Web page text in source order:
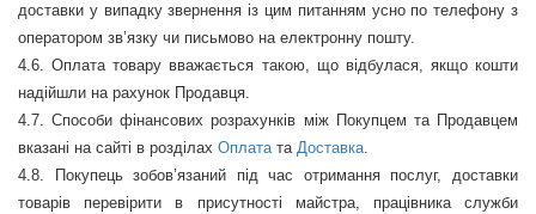
доставки у випадку звернення із цим питанням усно по телефону з
оператором зв’язку чи письмово на електронну пошту.
4.6. Оплата товару вважається такою, що відбулася, якщо кошти
надійшли на рахунок Продавця.
4.7. Способи фінансових розрахунків між Покупцем та Продавцем
вказані на сайті в розділах Оплатата Доставка.
4.8. Покупець зобов’язаний під час отримання послуг, доставки
товарів перевірити в присутності майстра, працівника служби